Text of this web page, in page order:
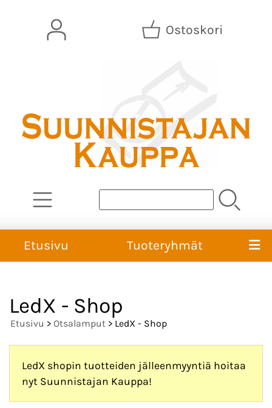
Ostoskori
Etusivu Tuoteryhmät
LedX - Shop
Etusivu > Otsalamput > LedX - Shop
LedX shopin tuotteiden jälleenmyyntiä hoitaa
nyt Suunnistajan Kauppa!